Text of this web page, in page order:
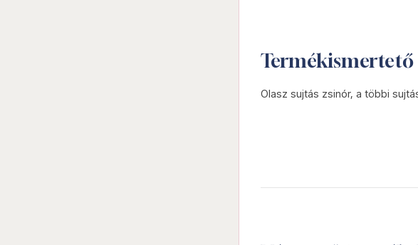
Termékismertető
Olasz sujtás zsinór, a többi